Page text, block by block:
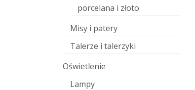
niepublikowanej i ciotka
Jeszcze kilka prac czerwcowych.
Najbardziej ulubiona jest
Ślimaczyca. Niesamowite, bo
nigdy czegoś takiego nie
widziałam,...
porcelana i złoto
Misy i patery
Talerze i talerzyki
Oświetlenie
Lampy